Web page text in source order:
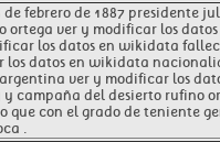
febrero de 1887 presidente
ortega ver y modificar los
los datos en wikidata
los datos en wikidata
ver y modificar los
del desierto rufino
con el grado de teniente
.